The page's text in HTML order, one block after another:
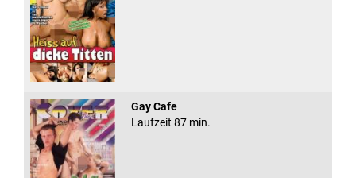
Gay Cafe
Laufzeit 87 min.